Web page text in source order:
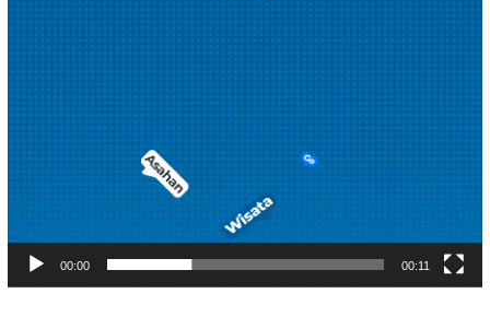
00:00 00:11